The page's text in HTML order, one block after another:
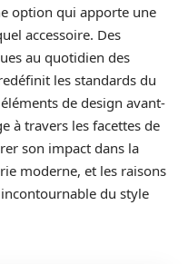
option qui apporte une
accessoire. Des
au quotidien des
les standards du
de design avant-
à travers les facettes de
son impact dans la
moderne, et les raisons
du style